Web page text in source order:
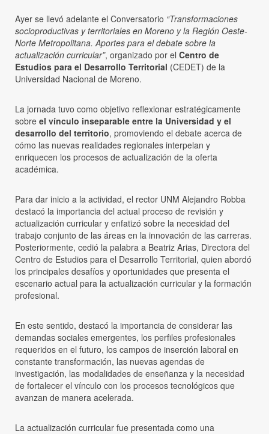
Ayer se llevó adelante el Conversatorio “Transformaciones
socioproductivas y territoriales en Moreno y la Región Oeste-
Norte Metropolitana. Aportes para el debate sobre la
actualización curricular”, organizado por el Centro de
Estudios para el Desarrollo Territorial (CEDET) de la
Universidad Nacional de Moreno.
La jornada tuvo como objetivo reflexionar estratégicamente
sobre el vínculo inseparable entre la Universidad y el
desarrollo del territorio, promoviendo el debate acerca de
cómo las nuevas realidades regionales interpelan y
enriquecen los procesos de actualización de la oferta
académica.
Para dar inicio a la actividad, el rector UNM Alejandro Robba
destacó la importancia del actual proceso de revisión y
actualización curricular y enfatizó sobre la necesidad del
trabajo conjunto de las áreas en la innovación de las carreras.
Posteriormente, cedió la palabra a Beatriz Arias, Directora del
Centro de Estudios para el Desarrollo Territorial, quien abordó
los principales desafíos y oportunidades que presenta el
escenario actual para la actualización curricular y la formación
profesional.
En este sentido, destacó la importancia de considerar las
demandas sociales emergentes, los perfiles profesionales
requeridos en el futuro, los campos de inserción laboral en
constante transformación, las nuevas agendas de
investigación, las modalidades de enseñanza y la necesidad
de fortalecer el vínculo con los procesos tecnológicos que
avanzan de manera acelerada.
La actualización curricular fue presentada como una